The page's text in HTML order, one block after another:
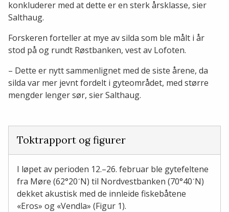
konkluderer med at dette er en sterk årsklasse, sier
Salthaug.
Forskeren forteller at mye av silda som ble målt i år
stod på og rundt Røstbanken, vest av Lofoten.
– Dette er nytt sammenlignet med de siste årene, da
silda var mer jevnt fordelt i gyteområdet, med større
mengder lenger sør, sier Salthaug.
Toktrapport og figurer
I løpet av perioden 12.–26. februar ble gytefeltene
fra Møre (62°20ˊN) til Nordvestbanken (70°40ˊN)
dekket akustisk med de innleide fiskebåtene
«Eros» og «Vendla» (Figur 1).